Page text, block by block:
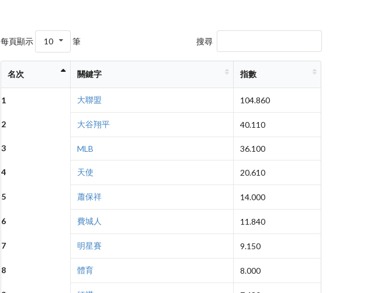
每頁顯示 10 筆 搜尋
名次 關鍵字 指數
1 大聯盟 104.860
2 大谷翔平 40.110
3 MLB 36.100
4 天使 20.610
5 蕭保祥 14.000
6 費城人 11.840
7 明星賽 9.150
8 體育 8.000